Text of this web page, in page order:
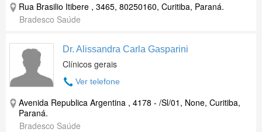
Rua Brasilio Itibere , 3465, 80250160, Curitiba, Paraná.
Bradesco Saúde
Dr. Alissandra Carla Gasparini
Clínicos gerais
Ver telefone
Avenida Republica Argentina , 4178 - /Sl/01, None, Curitiba,
Paraná.
Bradesco Saúde